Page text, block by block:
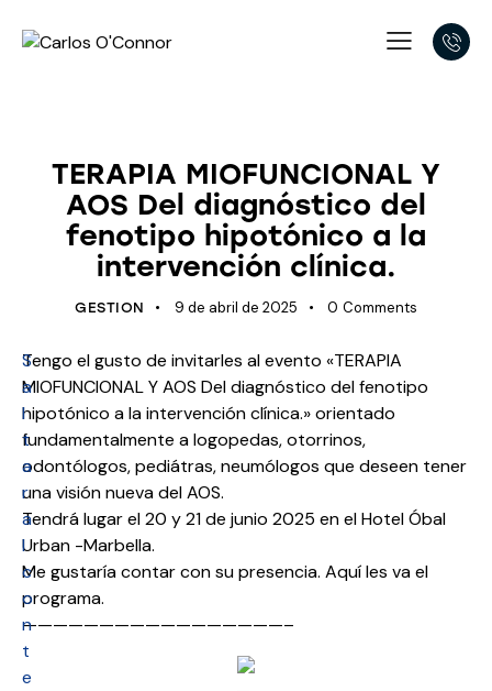
TERAPIA MIOFUNCIONAL Y
AOS Del diagnóstico del
fenotipo hipotónico a la
intervención clínica.
GESTION 9 de abril de 2025 0 Comments
S
a
l
t
a
r
a
l
c
o
n
t
e
Tengo el gusto de invitarles al evento «TERAPIA
MIOFUNCIONAL Y AOS Del diagnóstico del fenotipo
hipotónico a la intervención clínica.» orientado
fundamentalmente a logopedas, otorrinos,
odontólogos, pediátras, neumólogos que deseen tener
una visión nueva del AOS.
Tendrá lugar el 20 y 21 de junio 2025 en el Hotel Óbal
Urban -Marbella.
Me gustaría contar con su presencia. Aquí les va el
programa.
—————————————————–